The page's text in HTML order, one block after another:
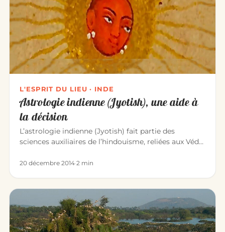
L'ESPRIT DU LIEU · INDE
Astrologie indienne (Jyotish), une aide à
la décision
L’astrologie indienne (Jyotish) fait partie des
sciences auxiliaires de l’hindouisme, reliées aux Véda.
20 décembre 2014·2 min